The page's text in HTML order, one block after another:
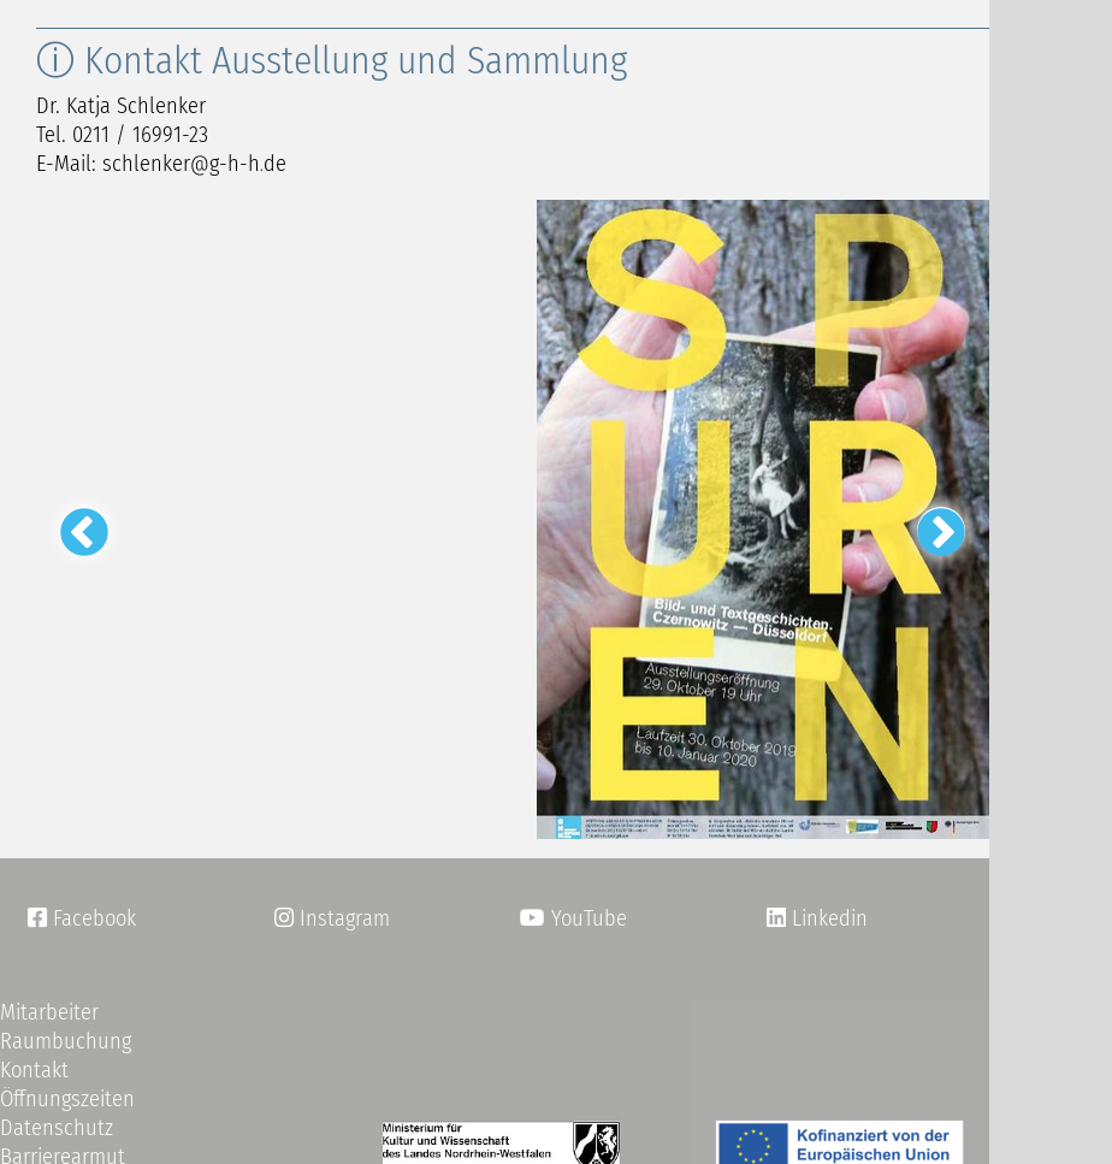
ⓘ Kontakt Ausstellung und Sammlung
Dr. Katja Schlenker
Tel. 0211 / 16991-23
E-Mail: schlenker g-h-h de
 Facebook Instagram YouTube Linkedin
Mitarbeiter
Raumbuchung
Kontakt
Öffnungszeiten
Datenschutz
Barrierearmut